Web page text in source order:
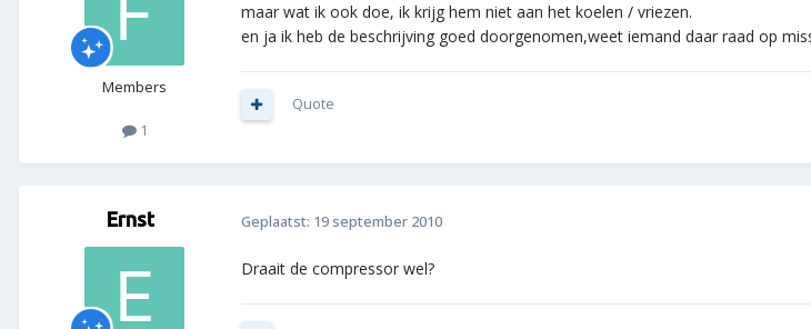
Members
1
maar wat ik ook doe, ik krijg hem niet aan het koelen / vriezen.
en ja ik heb de beschrijving goed doorgenomen,weet iemand daar raad op
Quote
Ernst Geplaatst: 19 september 2010
Draait de compressor wel?